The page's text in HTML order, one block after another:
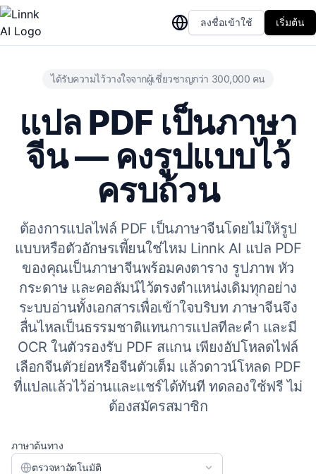
ลงชื่อเข้าใช้ เริ่มต้น
ได้รับความไว้วางใจจากผู้เชี่ยวชาญกว่า 300,000 คน
แปล PDF เป็นภาษา
จีน — คงรูปแบบไว้
ครบถ้วน
ต้องการแปลไฟล์ PDF เป็นภาษาจีนโดยไม่ให้รูป
แบบหรือตัวอักษรเพี้ยนใช่ไหม Linnk AI แปล PDF
ของคุณเป็นภาษาจีนพร้อมคงตาราง รูปภาพ หัว
กระดาษ และคอลัมน์ไว้ตรงตำแหน่งเดิมทุกอย่าง
ระบบอ่านทั้งเอกสารเพื่อเข้าใจบริบท ภาษาจีนจึง
ลื่นไหลเป็นธรรมชาติแทนการแปลทีละคำ และมี
OCR ในตัวรองรับ PDF สแกน เพียงอัปโหลดไฟล์
เลือกจีนตัวย่อหรือจีนตัวเต็ม แล้วดาวน์โหลด PDF
ที่แปลแล้วไว้อ่านและแชร์ได้ทันที ทดลองใช้ฟรี ไม่
ต้องสมัครสมาชิก
ภาษาต้นทาง
ตรวจหาอัตโนมัติ